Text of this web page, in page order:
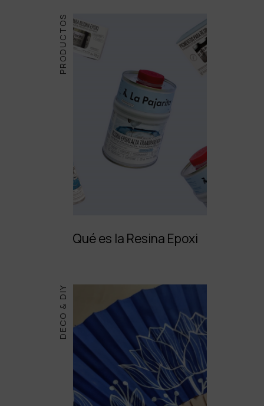
PRODUCTOS
Qué es la Resina Epoxi
DECO & DIY